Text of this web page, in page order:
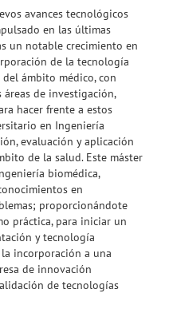
avances tecnológicos
en las últimas
un notable crecimiento en
de la tecnología
ámbito médico, con
áreas de investigación,
hacer frente a estos
en Ingeniería
evaluación y aplicación
de la salud. Este máster
biomédica,
en
proporcionándote
práctica, para iniciar un
y tecnología
incorporación a una
de innovación
de tecnologías